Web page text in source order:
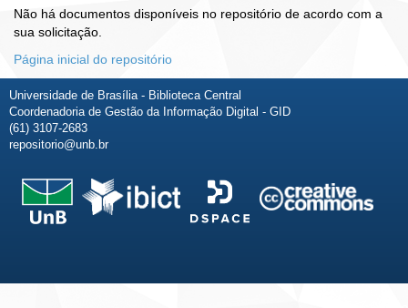
Não há documentos disponíveis no repositório de acordo com a
sua solicitação.
Página inicial do repositório
Universidade de Brasília - Biblioteca Central
Coordenadoria de Gestão da Informação Digital - GID
(61) 3107-2683
repositorio@unb.br